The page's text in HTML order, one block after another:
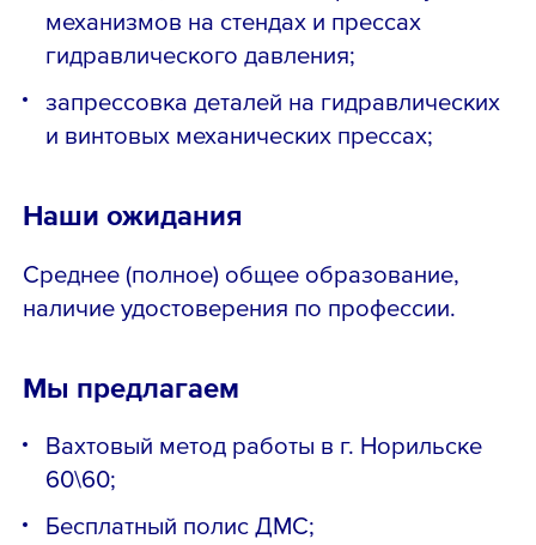
механизмов на стендах и прессах
гидравлического давления;
запрессовка деталей на гидравлических
и винтовых механических прессах;
Наши ожидания
Среднее (полное) общее образование,
наличие удостоверения по профессии.
Мы предлагаем
Вахтовый метод работы в г. Норильске
60\60;
Бесплатный полис ДМС;